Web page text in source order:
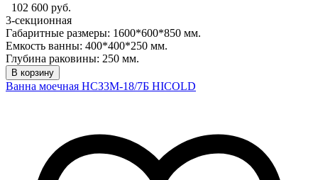
102 600 руб.
3-секционная
Габаритные размеры: 1600*600*850 мм.
Емкость ванны: 400*400*250 мм.
Глубина раковины: 250 мм.
В корзину
Ванна моечная НСЗ3М-18/7Б HICOLD